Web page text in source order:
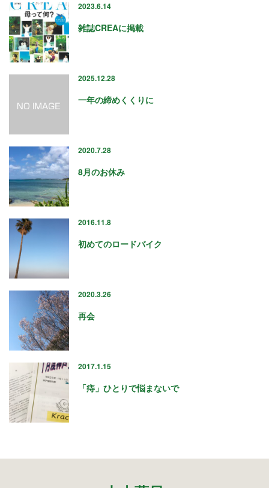
2023.6.14
雑誌CREAに掲載
2025.12.28
一年の締めくくりに
2020.7.28
8月のお休み
2016.11.8
初めてのロードバイク
2020.3.26
再会
2017.1.15
「痔」ひとりで悩まないで
2024年4月
2024年3月
2024年1月
2023年12月
2023年10月
2023年8月
2023年5月
2023年4月
2023年3月
2023年2月
2022年12月
2022年11月
2022年7月
2022年6月
2022年5月
2022年4月
2022年1月
2021年12月
2021年11月
2021年10月